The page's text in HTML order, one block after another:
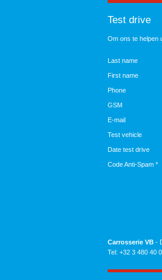
Test drive
Om ons te helpen
Last name
First name
Phone
GSM
E-mail
Test vehicle
Date test drive
Code Anti-Spam *
Carrosserie VB -
Tel: +32 3 480 40